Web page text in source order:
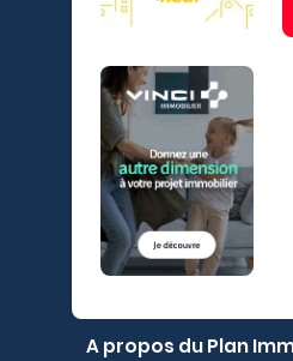
A propos du Plan